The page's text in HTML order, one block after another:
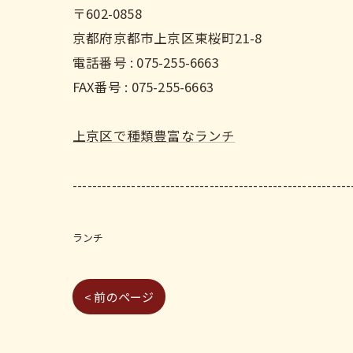
〒602-0858
京都府京都市上京区東桜町21-8
電話番号 : 075-255-6663
FAX番号 : 075-255-6663
上京区で種類豊富なランチ
ランチ
< 前のページ